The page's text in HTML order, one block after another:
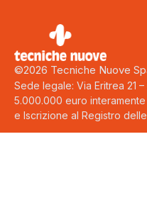
©2026 Tecniche Nuove
Sede legale: Via Eritrea 21
5.000.000 euro
e Iscrizione al Registro